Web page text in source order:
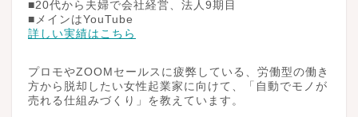
■20代から夫婦で会社経営、法人9期目
■メインはYouTube
詳しい実績はこちら
プロモやZOOMセールスに疲弊している、労働型の働き
方から脱却したい女性起業家に向けて、「自動でモノが
売れる仕組みづくり」を教えています。